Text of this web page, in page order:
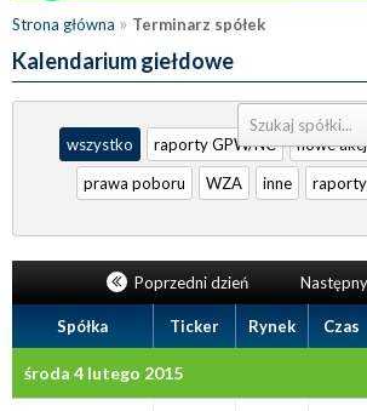
Strona główna » Terminarz spółek
Kalendarium giełdowe
Sortuj:
wszystko
raporty GPW/NC nowe
prawa poboru
WZA inne raporty
Poprzedni dzień
Spółka Ticker Rynek Czas
środa 4 lutego 2015